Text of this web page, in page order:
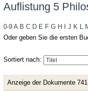
Auflistung 5
0-9 A B C D E F G H J K L
Oder geben Sie die ersten
Sortiert nach:
Anzeige der Dokumente